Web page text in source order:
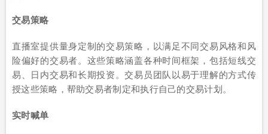
交易策略
直播室提供量身定制的交易策略，以满足不同交易风格和风
险偏好的交易者。这些策略涵盖各种时间框架，包括短线交
易、日内交易和长期投资。交易员团队以易于理解的方式传
授这些策略，帮助交易者制定和执行自己的交易计划。
实时喊单